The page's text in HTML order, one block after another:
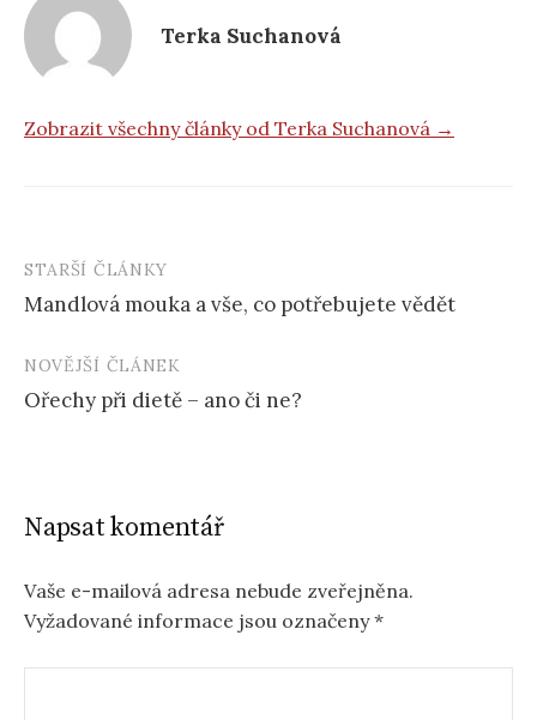
Terka Suchanová
Zobrazit všechny články od Terka Suchanová →
Post
navigation
STARŠÍ ČLÁNKY
Mandlová mouka a vše, co potřebujete vědět
NOVĚJŠÍ ČLÁNEK
Ořechy při dietě – ano či ne?
Napsat komentář
Vaše e-mailová adresa nebude zveřejněna.
Vyžadované informace jsou označeny*